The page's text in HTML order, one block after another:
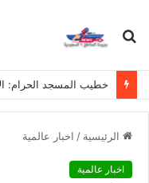
بحث
الرئيسية / اخبار عالمية
اخبار عالمية